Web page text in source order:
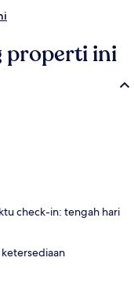
properti ini
check-in: tengah hari